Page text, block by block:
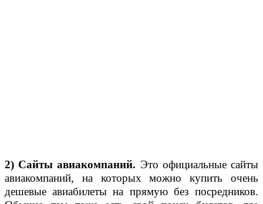
2) Сайты авиакомпаний. Это официальные сайты
авиакомпаний, на которых можно купить очень
дешевые авиабилеты на прямую без посредников.